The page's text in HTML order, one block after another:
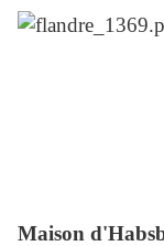
Maison